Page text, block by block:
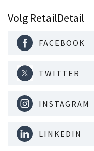
Volg RetailDetail
FACEBOOK
TWITTER
INSTAGRAM
LINKEDIN